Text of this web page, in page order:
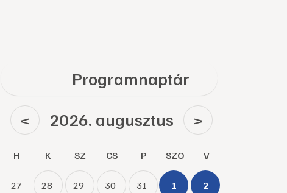
Programnaptár
< 2026. augusztus >
H K SZ CS P SZO V
27 28 29 30 31 1 2